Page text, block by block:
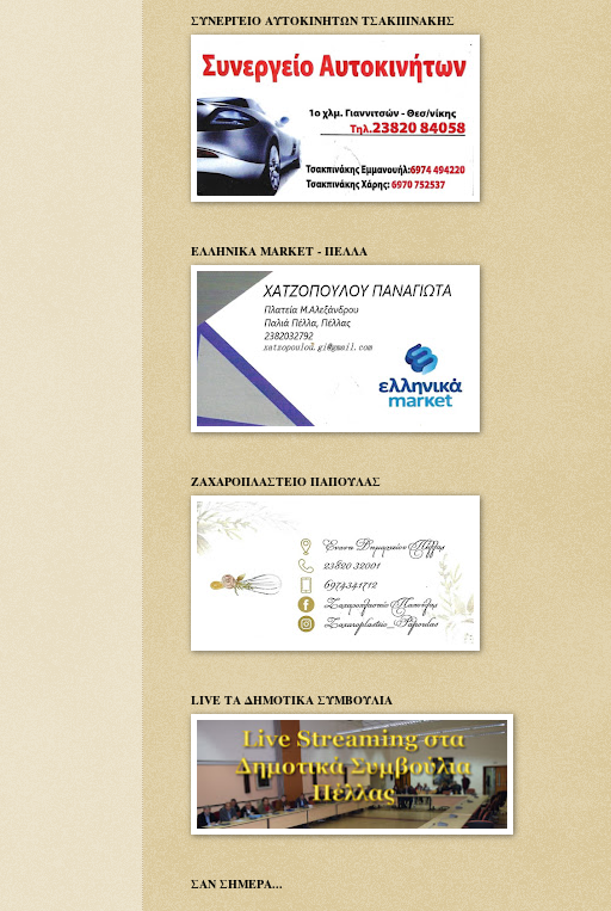
ΣΥΝΕΡΓΕΙΟ ΑΥΤΟΚΙΝΗΤΩΝ ΤΣΑΚΠΙΝΑΚΗΣ
ΕΛΛΗΝΙΚΑ MARKET - ΠΕΛΛΑ
ΖΑΧΑΡΟΠΛΑΣΤΕΙΟ ΠΑΠΟΥΛΑΣ
LIVE ΤΑ ΔΗΜΟΤΙΚΑ ΣΥΜΒΟΥΛΙΑ
ΣΑΝ ΣΗΜΕΡΑ...